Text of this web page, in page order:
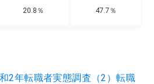
20.8％ 47.7％
2年転職者実態調査（2）転職